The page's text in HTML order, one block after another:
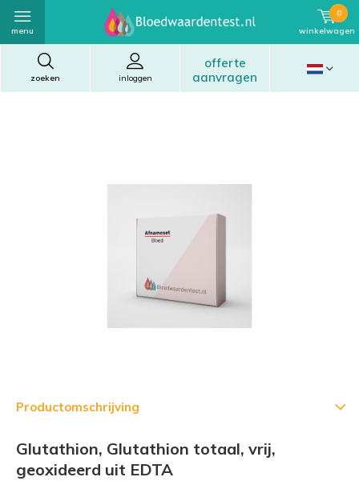
zoeken
offerte
aanvragen
inloggen
menu winkelwagen
0
Productomschrijving
Glutathion, Glutathion totaal, vrij,
geoxideerd uit EDTA